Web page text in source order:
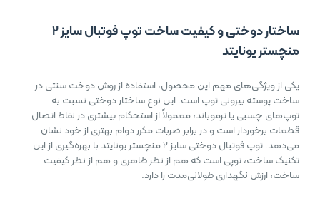
ساختار دوختی و کیفیت ساخت توپ فوتبال سایز 2
منچستر یونایتد
یکی از ویژگی‌های مهم این محصول، استفاده از روش دوخت سنتی در
ساخت پوسته بیرونی توپ است. این نوع ساختار دوختی نسبت به
توپ‌های چسبی یا ترموباند، معمولاً از استحکام بیشتری در نقاط اتصال
قطعات برخوردار است و در برابر ضربات مکرر دوام بهتری از خود نشان
می‌دهد. توپ فوتبال دوختی سایز 2 منچستر یونایتد با بهره‌گیری از این
تکنیک ساخت، توپی است که هم از نظر ظاهری و هم از نظر کیفیت
ساخت، ارزش نگهداری طولانی‌مدت را دارد.